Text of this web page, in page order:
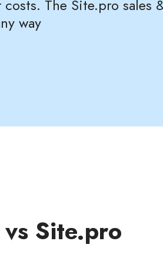
The Site.pro sales
way
Site.pro